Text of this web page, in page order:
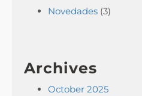
Novedades (3)
Archives
October 2025